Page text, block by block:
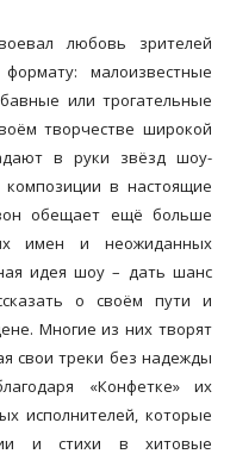
любовь зрителей
малоизвестные
или трогательные
творчестве широкой
в руки звёзд шоу-
в настоящие
обещает ещё больше
имен и неожиданных
идея шоу – дать шанс
о своём пути и
Многие из них творят
свои треки без надежды
«Конфетке» их
исполнителей, которые
и стихи в хитовые